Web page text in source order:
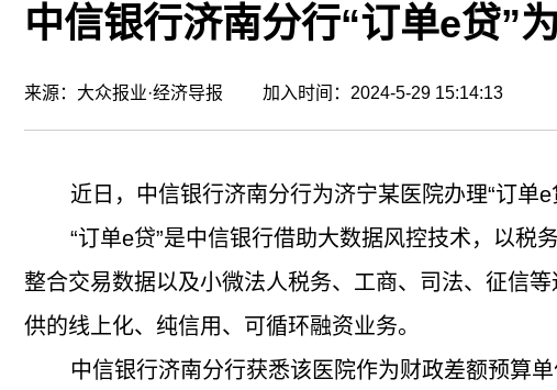
中信银行济南分行“订单e贷”
来源：大众报业·经济导报 加入时间：2024-5-29 15:14:13
近日，中信银行济南分行为济宁某医院办理“订单e
“订单e贷”是中信银行借助大数据风控技术，以税务
整合交易数据以及小微法人税务、工商、司法、征信
供的线上化、纯信用、可循环融资业务。
中信银行济南分行获悉该医院作为财政差额预算单